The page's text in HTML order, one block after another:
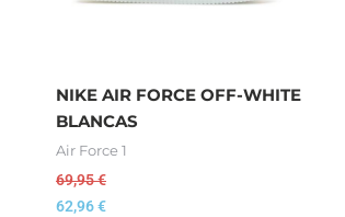
NIKE AIR FORCE OFF-WHITE
BLANCAS
Air Force 1
69,95€
62,96€